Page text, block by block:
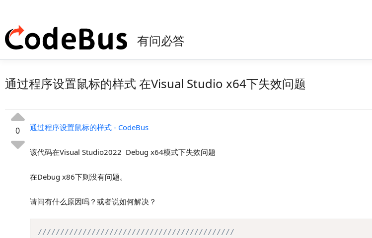
有问必答
通过程序设置鼠标的样式 在Visual Studio x64下失效问题
0 通过程序设置鼠标的样式 - CodeBus
该代码在Visual Studio2022 Debug x64模式下失效问题
在Debug x86下则没有问题。
请问有什么原因吗？或者说如何解决？
////////////////////////////////////////////